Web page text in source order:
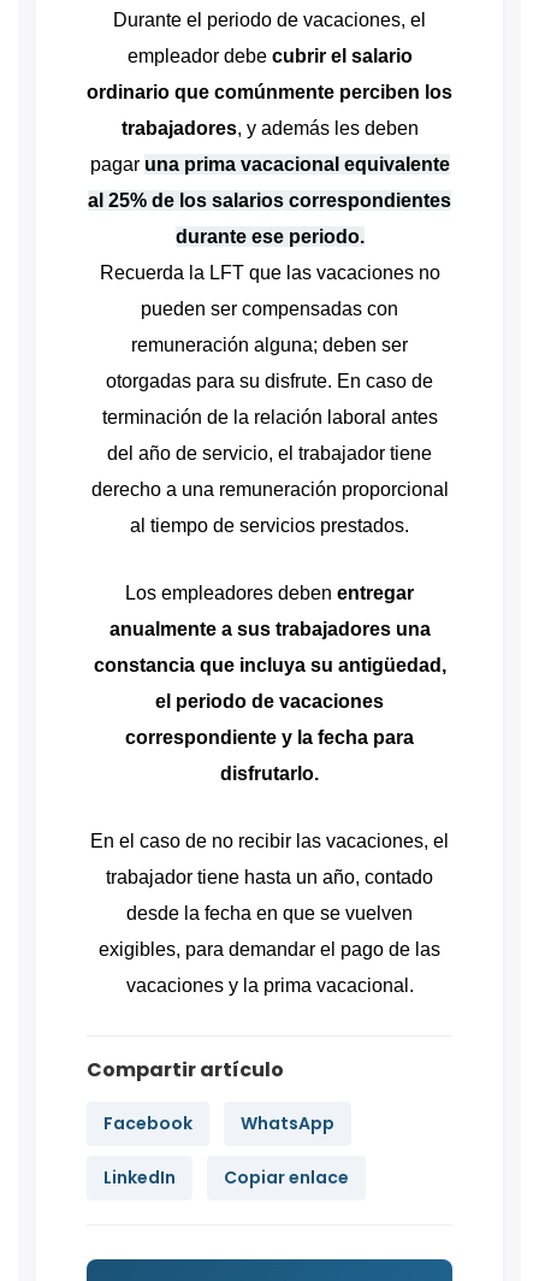
Durante el periodo de vacaciones, el
empleador debe cubrir el salario
ordinario que comúnmente perciben los
trabajadores, y además les deben
pagar una prima vacacional equivalente
al 25% de los salarios correspondientes
durante ese periodo.
Recuerda la LFT que las vacaciones no
pueden ser compensadas con
remuneración alguna; deben ser
otorgadas para su disfrute. En caso de
terminación de la relación laboral antes
del año de servicio, el trabajador tiene
derecho a una remuneración proporcional
al tiempo de servicios prestados.
Los empleadores deben entregar
anualmente a sus trabajadores una
constancia que incluya su antigüedad,
el periodo de vacaciones
correspondiente y la fecha para
disfrutarlo.
En el caso de no recibir las vacaciones, el
trabajador tiene hasta un año, contado
desde la fecha en que se vuelven
exigibles, para demandar el pago de las
vacaciones y la prima vacacional.
Compartir artículo
Facebook WhatsApp
LinkedIn Copiar enlace